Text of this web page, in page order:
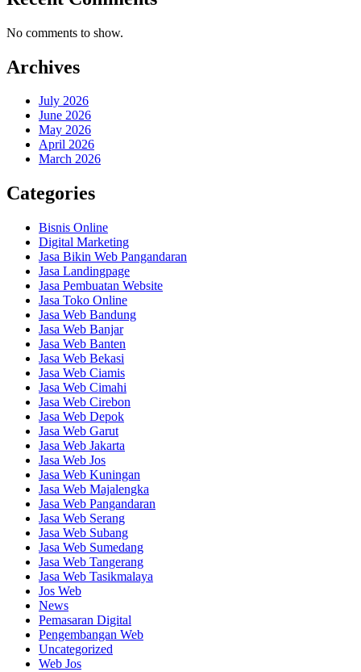
No comments to show.
Archives
July 2026
June 2026
May 2026
April 2026
March 2026
Categories
Bisnis Online
Digital Marketing
Jasa Bikin Web Pangandaran
Jasa Landingpage
Jasa Pembuatan Website
Jasa Toko Online
Jasa Web Bandung
Jasa Web Banjar
Jasa Web Banten
Jasa Web Bekasi
Jasa Web Ciamis
Jasa Web Cimahi
Jasa Web Cirebon
Jasa Web Depok
Jasa Web Garut
Jasa Web Jakarta
Jasa Web Jos
Jasa Web Kuningan
Jasa Web Majalengka
Jasa Web Pangandaran
Jasa Web Serang
Jasa Web Subang
Jasa Web Sumedang
Jasa Web Tangerang
Jasa Web Tasikmalaya
Jos Web
News
Pemasaran Digital
Pengembangan Web
Uncategorized
Web Jos